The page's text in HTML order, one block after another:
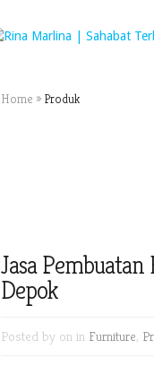
Home » Produk
Jasa
Depok
Posted by on in Furniture,